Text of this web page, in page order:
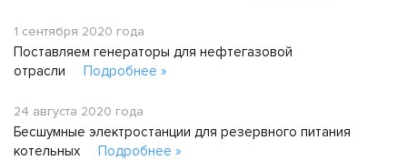
1 сентября 2020 года
Поставляем генераторы для нефтегазовой
отрасли
Подробнее »
24 августа 2020 года
Бесшумные электростанции для резервного питания
котельных
Подробнее »